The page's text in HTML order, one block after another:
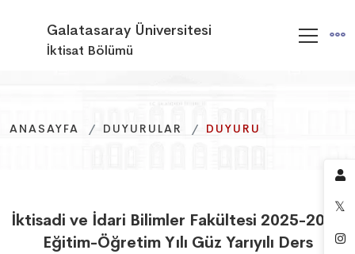
Galatasaray Üniversitesi
İktisat Bölümü
ANASAYFA DUYURULAR DUYURU
ANASAYFA DUYURULAR DUYURU
ANASAYFA DUYURULAR DUYURU
İktisadi ve İdari Bilimler Fakültesi 2025-2026
Eğitim-Öğretim Yılı Güz Yarıyılı Ders